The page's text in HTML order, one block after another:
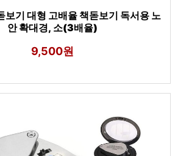
보기 대형 고배율 책돋보기 독서용 노
안 확대경, 소(3배율)
9,500원